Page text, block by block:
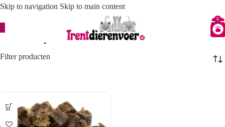
Skip to navigation Skip to main content
0
Filter producten